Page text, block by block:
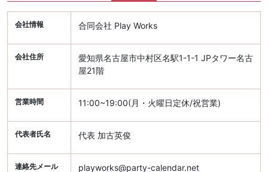
会社情報 合同会社 Play Works
会社住所
愛知県名古屋市中村区名駅1-1-1 JPタワー名古
屋21階
営業時間 11:00~19:00(月・火曜日定休/祝営業)
代表者氏名 代表 加古英俊
連絡先メール
playworks@party-calendar.net